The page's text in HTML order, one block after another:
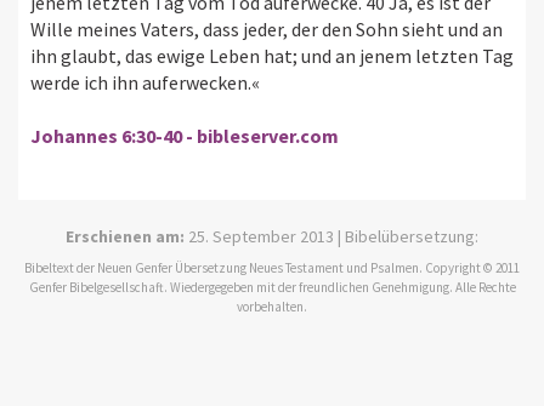
Wille meines Vaters, dass jeder, der den Sohn sieht und an
ihn glaubt, das ewige Leben hat; und an jenem letzten Tag
werde ich ihn auferwecken.«
Johannes 6:30-40 - bibleserver.com
Erschienen am: 25. September 2013 | Bibelübersetzung:
Bibeltext der Neuen Genfer Übersetzung Neues Testament und Psalmen. Copyright © 2011
Genfer Bibelgesellschaft. Wiedergegeben mit der freundlichen Genehmigung. Alle Rechte
vorbehalten.